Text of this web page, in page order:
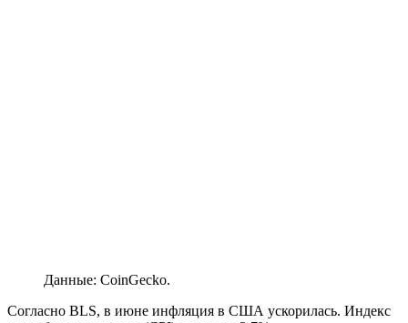
Данные: CoinGecko.
Согласно BLS, в июне инфляция в США ускорилась. Индекс